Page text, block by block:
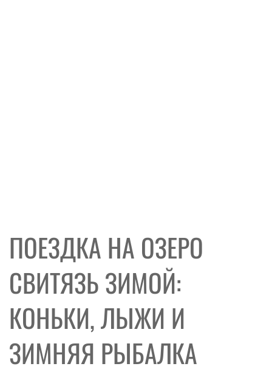
ПОЕЗДКА НА ОЗЕРО
СВИТЯЗЬ ЗИМОЙ:
КОНЬКИ, ЛЫЖИ И
ЗИМНЯЯ РЫБАЛКА